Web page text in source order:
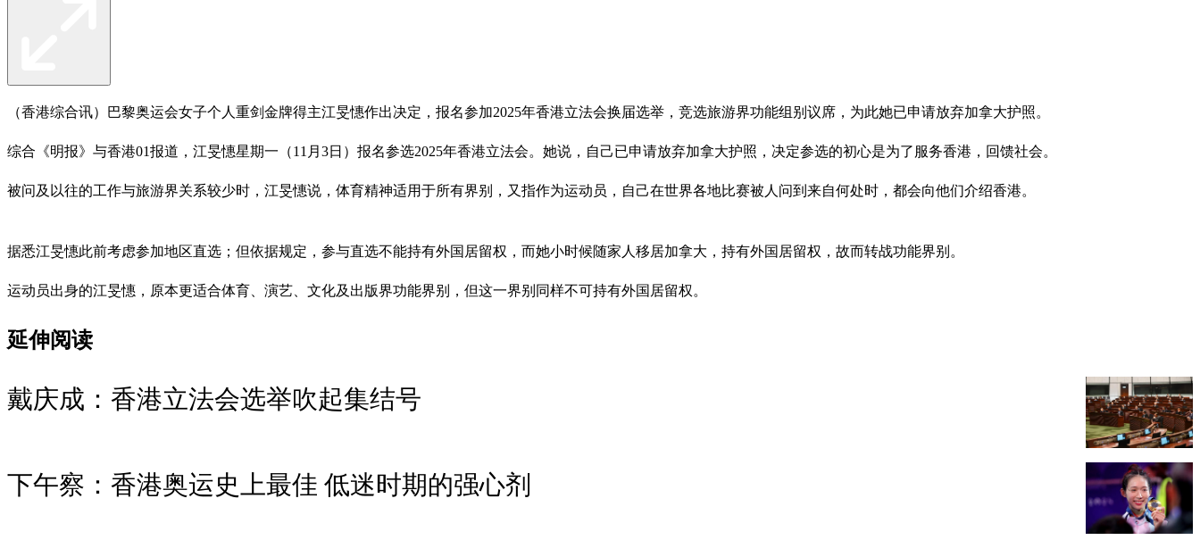
（香港综合讯）巴黎奥运会女子个人重剑金牌得主江旻憓作出决定，报名参加2025年香港立法会换届选举，竞选旅游界功能组别议席，为此她已申请放弃加拿大护照。
综合《明报》与香港01报道，江旻憓星期一（11月3日）报名参选2025年香港立法会。她说，自己已申请放弃加拿大护照，决定参选的初心是为了服务香港，回馈社会。
被问及以往的工作与旅游界关系较少时，江旻憓说，体育精神适用于所有界别，又指作为运动员，自己在世界各地比赛被人问到来自何处时，都会向他们介绍香港。
据悉江旻憓此前考虑参加地区直选；但依据规定，参与直选不能持有外国居留权，而她小时候随家人移居加拿大，持有外国居留权，故而转战功能界别。
运动员出身的江旻憓，原本更适合体育、演艺、文化及出版界功能界别，但这一界别同样不可持有外国居留权。
延伸阅读
戴庆成：香港立法会选举吹起集结号
下午察：香港奥运史上最佳 低迷时期的强心剂